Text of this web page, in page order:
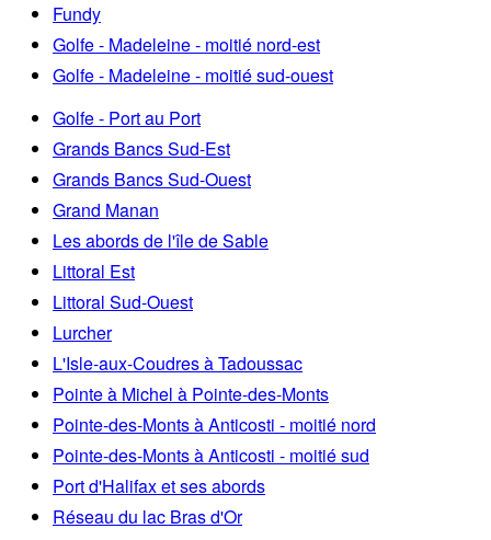
Fundy
Golfe - Madeleine - moitié nord-est
Golfe - Madeleine - moitié sud-ouest
Golfe - Port au Port
Grands Bancs Sud-Est
Grands Bancs Sud-Ouest
Grand Manan
Les abords de l'île de Sable
Littoral Est
Littoral Sud-Ouest
Lurcher
L'Isle-aux-Coudres à Tadoussac
Pointe à Michel à Pointe-des-Monts
Pointe-des-Monts à Anticosti - moitié nord
Pointe-des-Monts à Anticosti - moitié sud
Port d'Halifax et ses abords
Réseau du lac Bras d'Or